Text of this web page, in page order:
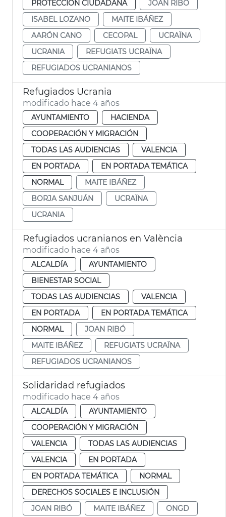
PROTECCIÓN CIUDADANA
JOAN RIBÓ
ISABEL LOZANO
MAITE IBÁÑEZ
AARÓN CANO
CECOPAL
UCRAÏNA
UCRANIA
REFUGIATS UCRAÏNA
REFUGIADOS UCRANIANOS
Refugiados Ucrania
modificado hace 4 años
AYUNTAMIENTO
HACIENDA
COOPERACIÓN Y MIGRACIÓN
TODAS LAS AUDIENCIAS
VALENCIA
EN PORTADA
EN PORTADA TEMÁTICA
NORMAL
MAITE IBÁÑEZ
BORJA SANJUÁN
UCRAÏNA
UCRANIA
Refugiados ucranianos en València
modificado hace 4 años
ALCALDÍA
AYUNTAMIENTO
BIENESTAR SOCIAL
TODAS LAS AUDIENCIAS
VALENCIA
EN PORTADA
EN PORTADA TEMÁTICA
NORMAL
JOAN RIBÓ
MAITE IBÁÑEZ
REFUGIATS UCRAÏNA
REFUGIADOS UCRANIANOS
Solidaridad refugiados
modificado hace 4 años
ALCALDÍA
AYUNTAMIENTO
COOPERACIÓN Y MIGRACIÓN
VALENCIA
TODAS LAS AUDIENCIAS
VALENCIA
EN PORTADA
EN PORTADA TEMÁTICA
NORMAL
DERECHOS SOCIALES E INCLUSIÓN
JOAN RIBÓ
MAITE IBÁÑEZ ONGD